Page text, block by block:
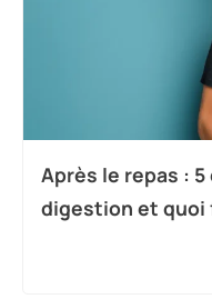
Après le repas :
digestion et quoi